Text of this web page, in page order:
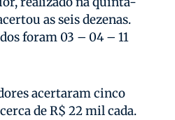
as seis dezenas.
foram 03 – 04 – 11
acertaram cinco
de R$ 22 mil cada.